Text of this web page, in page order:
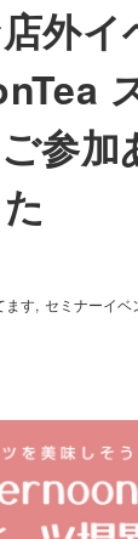
外イ
参加
ます セミナーイベ